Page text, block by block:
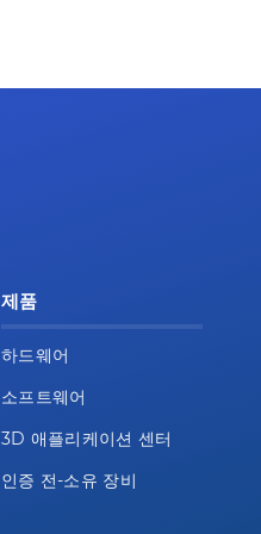
제품
하드웨어
소프트웨어
3D 애플리케이션 센터
인증 전-소유 장비